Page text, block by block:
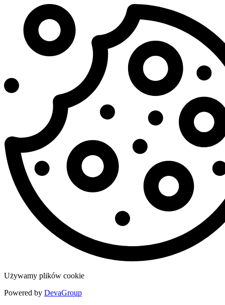
Używamy plików cookie
Powered by DevaGroup